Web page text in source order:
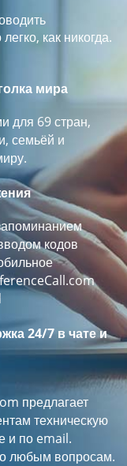
как никогда.
мира
для 69 стран,
семьёй и
кодов
24/7 в чате и
предлагает
техническую
и по email.
любым вопросам.